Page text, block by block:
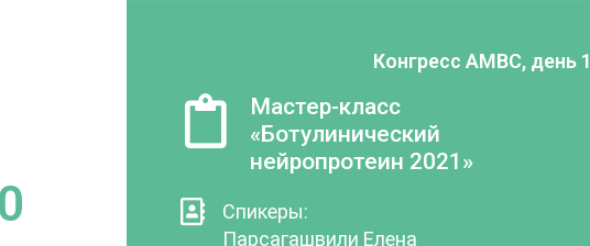
Конгресс AMBC, день 1
Мастер-класс
«Ботулинический
нейропротеин 2021»
Спикеры:
Парсагашвили Елена